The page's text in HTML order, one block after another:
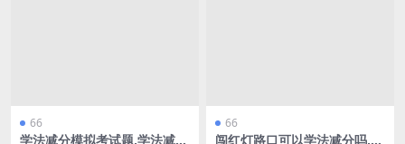
66
学法减分模拟考试题,学法减分
66
闯红灯路口可以学法减分吗,学